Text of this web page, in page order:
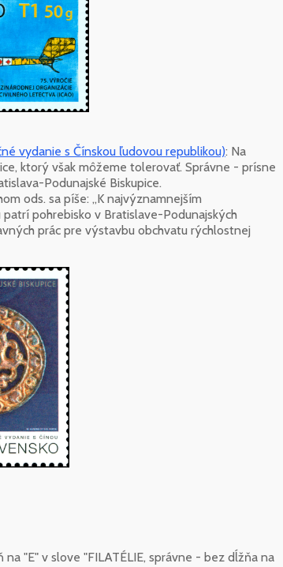
vydanie s Čínskou ľudovou republikou): Na
ktorý však môžeme tolerovať. Správne - prísne
Podunajské Biskupice.
ods. sa píše: „K najvýznamnejším
pohrebisko v Bratislave-Podunajských
prác pre výstavbu obchvatu rýchlostnej
"E" v slove "FILATÉLIE, správne - bez dĺžňa na